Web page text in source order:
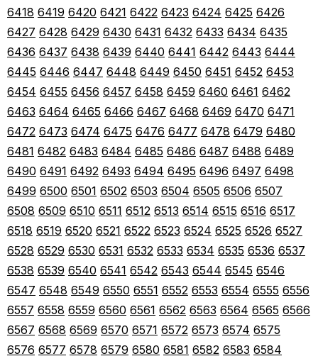
6418 6419 6420 6421 6422 6423 6424 6425 6426
6427 6428 6429 6430 6431 6432 6433 6434 6435
6436 6437 6438 6439 6440 6441 6442 6443 6444
6445 6446 6447 6448 6449 6450 6451 6452 6453
6454 6455 6456 6457 6458 6459 6460 6461 6462
6463 6464 6465 6466 6467 6468 6469 6470 6471
6472 6473 6474 6475 6476 6477 6478 6479 6480
6481 6482 6483 6484 6485 6486 6487 6488 6489
6490 6491 6492 6493 6494 6495 6496 6497 6498
6499 6500 6501 6502 6503 6504 6505 6506 6507
6508 6509 6510 6511 6512 6513 6514 6515 6516 6517
6518 6519 6520 6521 6522 6523 6524 6525 6526 6527
6528 6529 6530 6531 6532 6533 6534 6535 6536 6537
6538 6539 6540 6541 6542 6543 6544 6545 6546
6547 6548 6549 6550 6551 6552 6553 6554 6555 6556
6557 6558 6559 6560 6561 6562 6563 6564 6565 6566
6567 6568 6569 6570 6571 6572 6573 6574 6575
6576 6577 6578 6579 6580 6581 6582 6583 6584